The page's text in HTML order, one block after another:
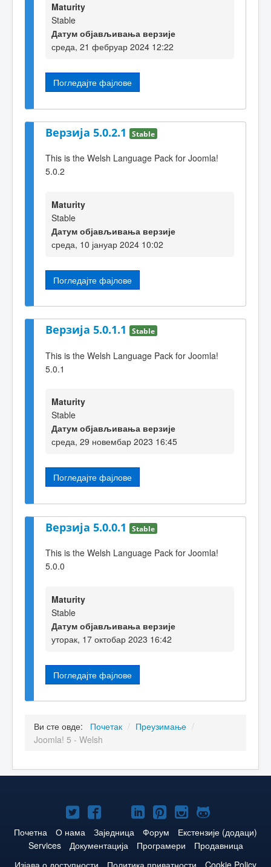
Maturity
Stable
Датум објављивања верзије
среда, 21 фебруар 2024 12:22
Погледајте фајлове
Верзија 5.0.2.1 Stable
This is the Welsh Language Pack for Joomla!
5.0.2
Maturity
Stable
Датум објављивања верзије
среда, 10 јануар 2024 10:02
Погледајте фајлове
Верзија 5.0.1.1 Stable
This is the Welsh Language Pack for Joomla!
5.0.1
Maturity
Stable
Датум објављивања верзије
среда, 29 новембар 2023 16:45
Погледајте фајлове
Верзија 5.0.0.1 Stable
This is the Welsh Language Pack for Joomla!
5.0.0
Maturity
Stable
Датум објављивања верзије
уторак, 17 октобар 2023 16:42
Погледајте фајлове
Ви сте овде: Почетак / Преузимање /
Joomla! 5 - Welsh
Joomla!
нa
Twitteru
Joomla!
нa
Facebooku
Joomla!
нa
YouTube
Joomla!
нa
LinkedIn
Joomla!
нa
Pinterest
Joomla!
нa
Instagram
Joomla!
нa
GitHub
Почетна О нама Заједница Форум
Екстензије (додаци)
Services
Документација Програмери
Продавница
Изјава о доступности
Политика приватности Cookie Policy